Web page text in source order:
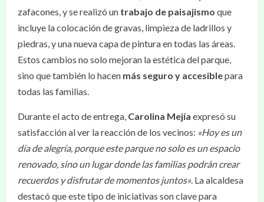
zafacones, y se realizó un trabajo de paisajismo que
incluye la colocación de gravas, limpieza de ladrillos y
piedras, y una nueva capa de pintura en todas las áreas.
Estos cambios no solo mejoran la estética del parque,
sino que también lo hacen más seguro y accesiblepara
todas las familias.
Durante el acto de entrega, Carolina Mejía expresó su
satisfacción al ver la reacción de los vecinos: «Hoy es un
día de alegría, porque este parque no solo es un espacio
renovado, sino un lugar donde las familias podrán crear
recuerdos y disfrutar de momentos juntos». La alcaldesa
destacó que este tipo de iniciativas son clave para